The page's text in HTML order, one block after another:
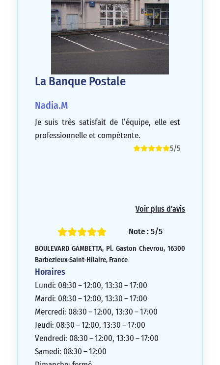
La Banque Postale
Nadia.M
Je suis très satisfait de l’équipe, elle est
professionnelle et compétente.
5/5
Voir plus d'avis
Note : 5/5
BOULEVARD GAMBETTA, Pl. Gaston Chevrou, 16300
Barbezieux-Saint-Hilaire, France
Horaires
Lundi: 08:30 – 12:00, 13:30 – 17:00
Mardi: 08:30 – 12:00, 13:30 – 17:00
Mercredi: 08:30 – 12:00, 13:30 – 17:00
Jeudi: 08:30 – 12:00, 13:30 – 17:00
Vendredi: 08:30 – 12:00, 13:30 – 17:00
Samedi: 08:30 – 12:00